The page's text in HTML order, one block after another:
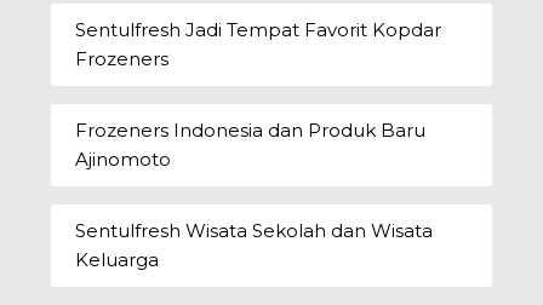
Sentulfresh Jadi Tempat Favorit Kopdar
Frozeners
Frozeners Indonesia dan Produk Baru
Ajinomoto
Sentulfresh Wisata Sekolah dan Wisata
Keluarga